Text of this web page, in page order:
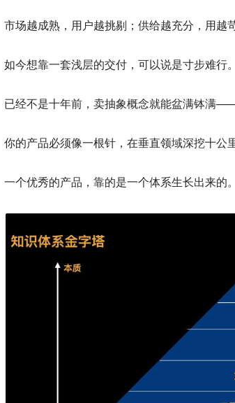
市场越成熟，用户越挑剔；供给越充分，用越苛
如今想靠一套浅层的交付，可以说是寸步难行。
已经不是十年前，卖抽象概念就能盆满钵满
你的产品必须像一根针，在垂直领域深挖十公
一个优秀的产品，靠的是一个体系生长出来的。